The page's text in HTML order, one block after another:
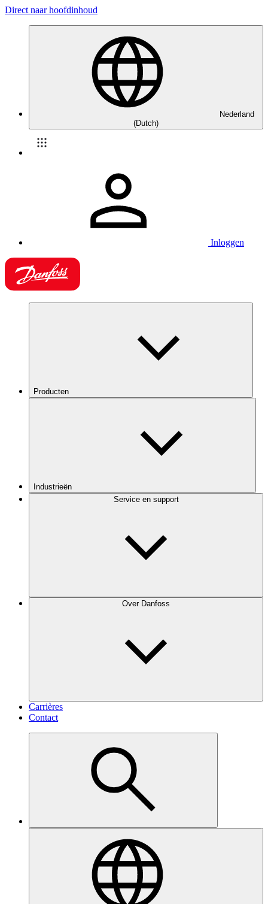
Direct naar hoofdinhoud
Nederland
(Dutch)
Inloggen
Producten
Industrieën
Service en support
Over Danfoss
Carrières
Contact